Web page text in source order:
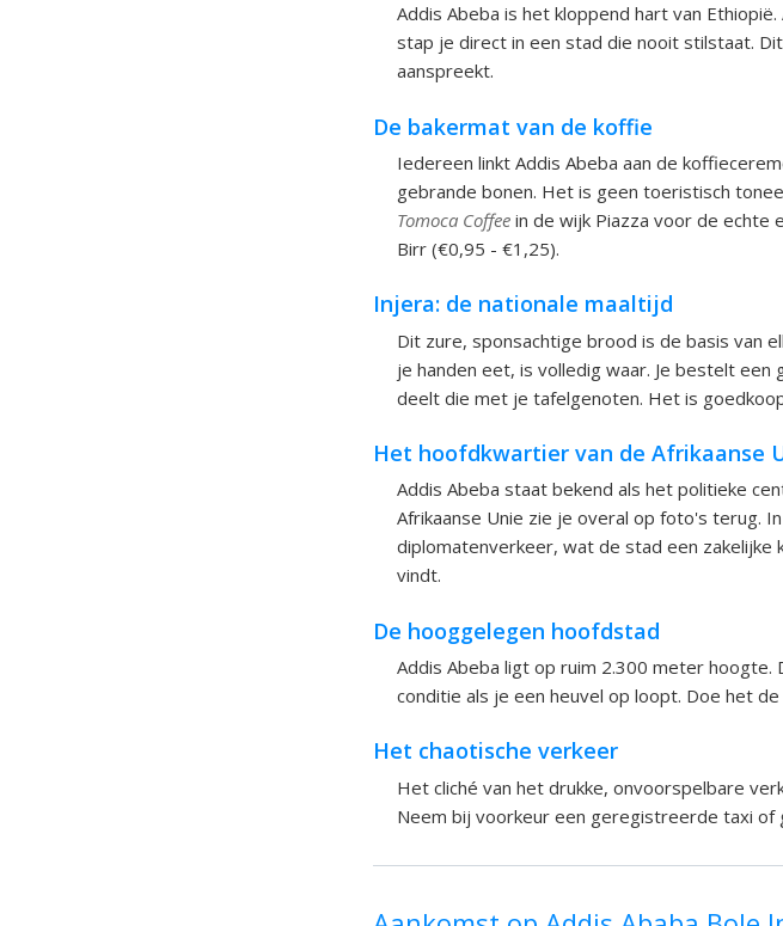
Addis Abeba is het kloppend hart van
stap je direct in een stad die nooit stilstaat.
aanspreekt.
De bakermat van de koffie
Iedereen linkt Addis Abeba aan de
gebrande bonen. Het is geen toeristisch
Tomoca Coffee in de wijk Piazza voor de echte
Birr (€0,95 - €1,25).
Injera: de nationale maaltijd
Dit zure, sponsachtige brood is de basis van
je handen eet, is volledig waar. Je bestelt een
deelt die met je tafelgenoten. Het is
Het hoofdkwartier van de Afrikaanse
Addis Abeba staat bekend als het politieke
Afrikaanse Unie zie je overal op foto's terug.
diplomatenverkeer, wat de stad een
vindt.
De hooggelegen hoofdstad
Addis Abeba ligt op ruim 2.300 meter
conditie als je een heuvel op loopt. Doe het
Het chaotische verkeer
Het cliché van het drukke, onvoorspelbare
Neem bij voorkeur een geregistreerde taxi of